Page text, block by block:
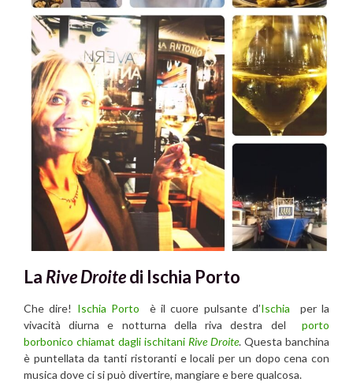
La Rive Droitedi Ischia Porto
Che dire! Ischia Porto è il cuore pulsante d’Ischia per la
vivacità diurna e notturna della riva destra del porto
borbonico chiamat dagli ischitani Rive Droite. Questa banchina
è puntellata da tanti ristoranti e locali per un dopo cena con
musica dove ci si può divertire, mangiare e bere qualcosa.